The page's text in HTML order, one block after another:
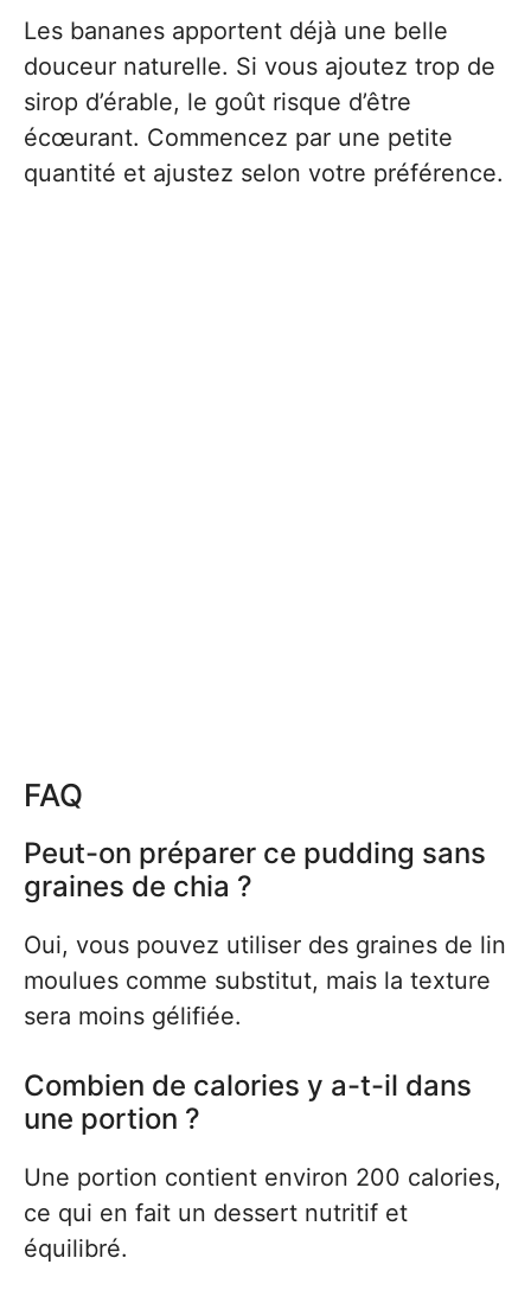
Les bananes apportent déjà une belle
douceur naturelle. Si vous ajoutez trop de
sirop d’érable, le goût risque d’être
écœurant. Commencez par une petite
quantité et ajustez selon votre préférence.
FAQ
Peut-on préparer ce pudding sans
graines de chia ?
Oui, vous pouvez utiliser des graines de lin
moulues comme substitut, mais la texture
sera moins gélifiée.
Combien de calories y a-t-il dans
une portion ?
Une portion contient environ 200 calories,
ce qui en fait un dessert nutritif et
équilibré.